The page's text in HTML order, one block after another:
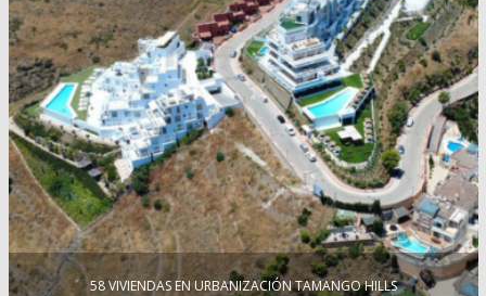
58 VIVIENDAS EN URBANIZACIÓN TAMANGO HILLS